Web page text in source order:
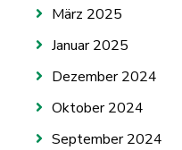
März 2025
Januar 2025
Dezember 2024
Oktober 2024
September 2024